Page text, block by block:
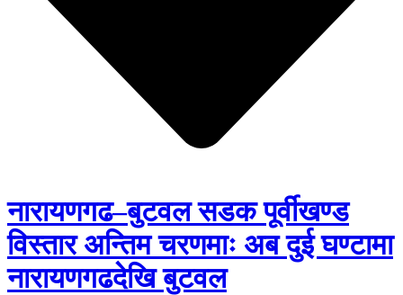
नारायणगढ–बुटवल सडक पूर्वीखण्ड
विस्तार अन्तिम चरणमाः अब दुई घण्टामा
नारायणगढदेखि बुटवल